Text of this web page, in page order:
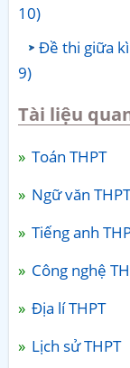
10)
Đề thi giữa
9)
Tài liệu
Toán THPT
Ngữ văn THPT
Tiếng anh
Công nghệ
Địa lí THPT
Lịch sử THPT